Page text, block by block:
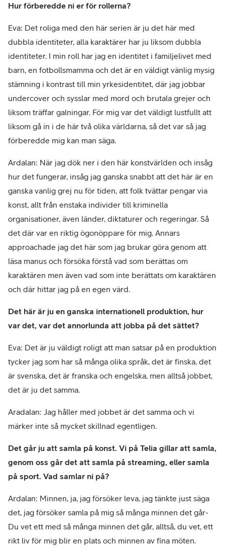
Hur förberedde ni er för rollerna?
Eva: Det roliga med den här serien är ju det här med
dubbla identiteter, alla karaktärer har ju liksom dubbla
identiteter. I min roll har jag en identitet i familjelivet med
barn, en fotbollsmamma och det är en väldigt vänlig mysig
stämning i kontrast till min yrkesidentitet, där jag jobbar
undercover och sysslar med mord och brutala grejer och
liksom träffar galningar. För mig var det väldigt lustfullt att
liksom gå in i de här två olika världarna, så det var så jag
förberedde mig kan man säga.
Ardalan: När jag dök ner i den här konstvärlden och insåg
hur det fungerar, insåg jag ganska snabbt att det här är en
ganska vanlig grej nu för tiden, att folk tvättar pengar via
konst, allt från enstaka individer till kriminella
organisationer, även länder, diktaturer och regeringar. Så
det där var en riktig ögonöppare för mig. Annars
approachade jag det här som jag brukar göra genom att
läsa manus och försöka förstå vad som berättas om
karaktären men även vad som inte berättats om karaktären
och där hittar jag på en egen värd.
Det här är ju en ganska internationell produktion, hur
var det, var det annorlunda att jobba på det sättet?
Eva: Det är ju väldigt roligt att man satsar på en produktion
tycker jag som har så många olika språk, det är finska, det
är svenska, det är franska och engelska, men alltså jobbet,
det är ju det samma.
Aradalan: Jag håller med jobbet är det samma och vi
märker inte så mycket skillnad egentligen.
Det går ju att samla på konst. Vi på Telia gillar att samla,
genom oss går det att samla på streaming, eller samla
på sport. Vad samlar ni på?
Ardalan: Minnen, ja, jag försöker leva, jag tänkte just säga
det, jag försöker samla på mig så många minnen det går-
Du vet ett med så många minnen det går, alltså, du vet, ett
rikt liv för mig blir en plats och minnen av fina möten.